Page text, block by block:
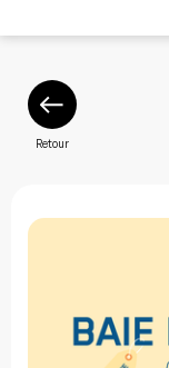
Retour